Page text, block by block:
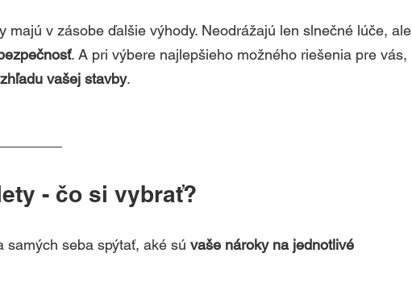
majú v zásobe ďalšie výhody. Neodrážajú len slnečné lúče, ale
. A pri výbere najlepšieho možného riešenia pre vás,
vašej stavby.
- čo si vybrať?
samých seba spýtať, aké sú vaše nároky na jednotlivé